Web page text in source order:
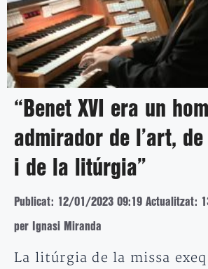
“Benet XVI era un
admirador de l’art,
i de la litúrgia”
Publicat: 12/01/2023 09:19 Actualitzat:
per Ignasi Miranda
La litúrgia de la missa